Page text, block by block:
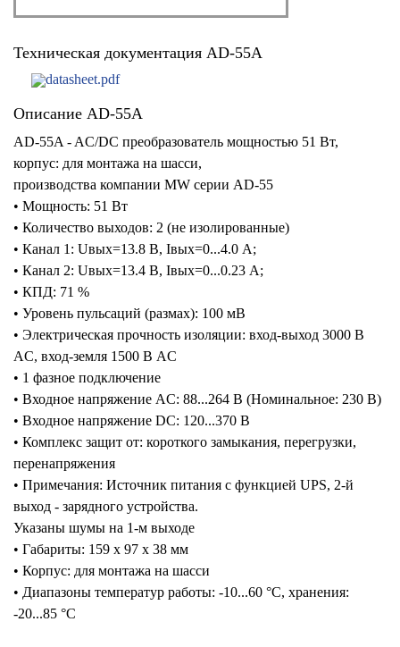
Техническая документация AD-55A
datasheet.pdf
Описание AD-55A
AD-55A - AC/DC преобразователь мощностью 51 Вт,
корпус: для монтажа на шасси,
производства компании MW серии AD-55
• Мощность: 51 Вт
• Количество выходов: 2 (не изолированные)
• Канал 1: Uвых=13.8 В, Iвых=0...4.0 А;
• Канал 2: Uвых=13.4 В, Iвых=0...0.23 А;
• КПД: 71 %
• Уровень пульсаций (размах): 100 мВ
• Электрическая прочность изоляции: вход-выход 3000 В
AC, вход-земля 1500 В AC
• 1 фазное подключение
• Входное напряжение AC: 88...264 В (Номинальное: 230 В)
• Входное напряжение DC: 120...370 В
• Комплекс защит от: короткого замыкания, перегрузки,
перенапряжения
• Примечания: Источник питания с функцией UPS, 2-й
выход - зарядного устройства.
Указаны шумы на 1-м выходе
• Габариты: 159 x 97 x 38 мм
• Корпус: для монтажа на шасси
• Диапазоны температур работы: -10...60 °C, хранения:
-20...85 °C